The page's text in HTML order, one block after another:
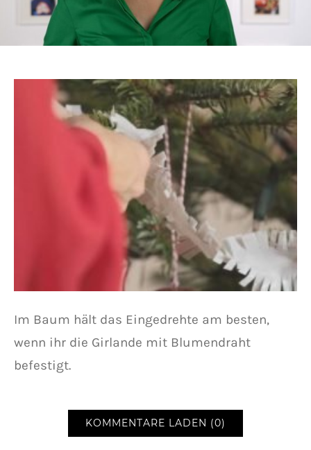
Im Baum hält das Eingedrehte am besten,
wenn ihr die Girlande mit Blumendraht
befestigt.
KOMMENTARE LADEN (0)